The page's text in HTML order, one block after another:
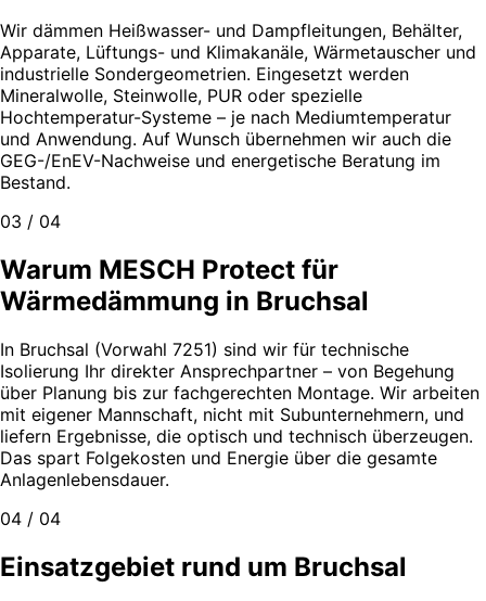
Wir dämmen Heißwasser- und Dampfleitungen, Behälter,
Apparate, Lüftungs- und Klimakanäle, Wärmetauscher und
industrielle Sondergeometrien. Eingesetzt werden
Mineralwolle, Steinwolle, PUR oder spezielle
Hochtemperatur-Systeme – je nach Mediumtemperatur
und Anwendung. Auf Wunsch übernehmen wir auch die
GEG-/EnEV-Nachweise und energetische Beratung im
Bestand.
03 / 04
Warum MESCH Protect für
Wärmedämmung in Bruchsal
In Bruchsal (Vorwahl 7251) sind wir für technische
Isolierung Ihr direkter Ansprechpartner – von Begehung
über Planung bis zur fachgerechten Montage. Wir arbeiten
mit eigener Mannschaft, nicht mit Subunternehmern, und
liefern Ergebnisse, die optisch und technisch überzeugen.
Das spart Folgekosten und Energie über die gesamte
Anlagenlebensdauer.
04 / 04
Einsatzgebiet rund um Bruchsal